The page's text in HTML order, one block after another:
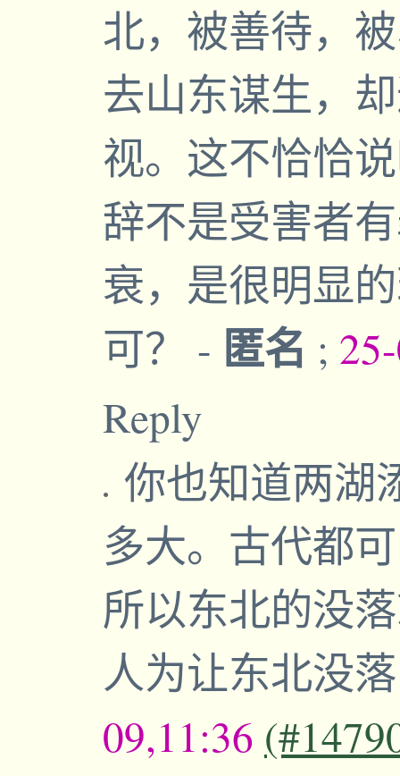
北，被善待，
去山东谋生，
视。这不恰恰
辞不是受害者
衰，是很明显
可？ - 匿名 ;
Reply
你也知道两湖
多大。古代都
所以东北的没
人为让东北没
09,11:36